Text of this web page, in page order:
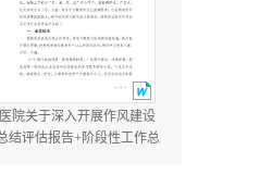
医院关于深入开展作风建设
结评估报告+阶段性工作总